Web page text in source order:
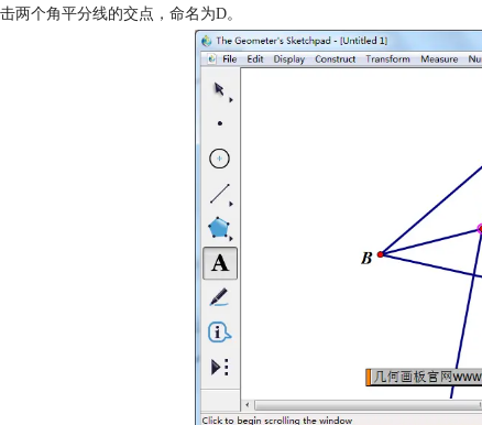
两个角平分线的交点，命名为D。